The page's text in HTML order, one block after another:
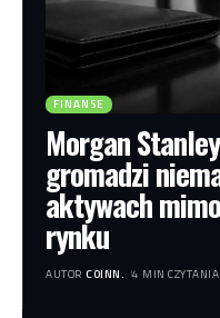
FINANSE
Morgan
gromadzi
aktywach
rynku
AUTOR COINN. 4 MIN CZYTANIA